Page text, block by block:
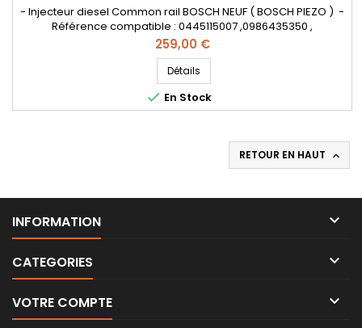
- Injecteur diesel Common rail BOSCH NEUF ( BOSCH PIEZO ) -
Référence compatible : 0445115007 ,0986435350 ,
0986435426 , 7701476567 , 7701477158 , 8200340068 ,
8200409398 , 8200505056 , 8200804536 , 8201408759 ,
166003429R , 4431258 , 93161695 , 95517514 - Pour motorisation
Renault 2.0 dCi , Opel 2.0 CDTI Pièce d'origine
Prix
259,00 €
Détails
 En Stock
RETOUR EN HAUT 
INFORMATION 
CATEGORIES 
VOTRE COMPTE 